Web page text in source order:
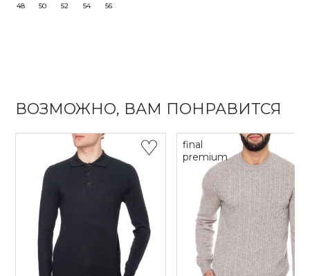
48 50 52 54 56
ВОЗМОЖНО, ВАМ ПОНРАВИТСЯ
final
premium